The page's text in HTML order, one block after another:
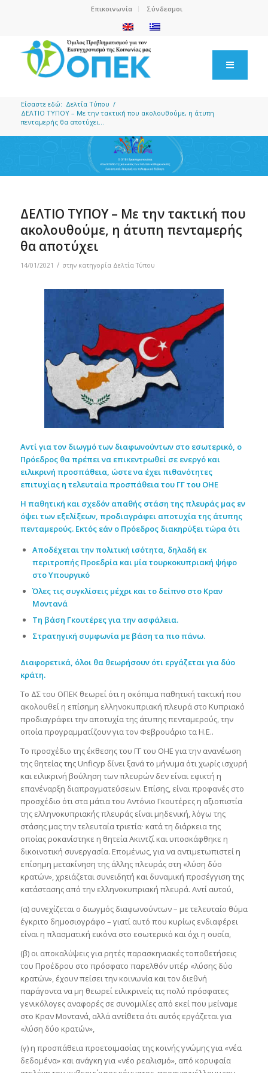
Επικοινωνία Σύνδεσμοι
Είσαστε εδώ: Δελτία Τύπου /
ΔΕΛΤΙΟ ΤΥΠΟΥ – Με την τακτική που ακολουθούμε, η άτυπη
πενταμερής θα αποτύχει...
ΔΕΛΤΙΟ ΤΥΠΟΥ – Με την τακτική που
ακολουθούμε, η άτυπη πενταμερής
θα αποτύχει
14/01/2021 / στην κατηγορία Δελτία Τύπου
Αντί για τον διωγμό των διαφωνούντων στο εσωτερικό, ο
Πρόεδρος θα πρέπει να επικεντρωθεί σε ενεργό και
ειλικρινή προσπάθεια, ώστε να έχει πιθανότητες
επιτυχίας η τελευταία προσπάθεια του ΓΓ του ΟΗΕ
Η παθητική και σχεδόν απαθής στάση της πλευράς μας εν
όψει των εξελίξεων, προδιαγράφει αποτυχία της άτυπης
πενταμερούς. Εκτός εάν ο Πρόεδρος διακηρύξει τώρα ότι
Αποδέχεται την πολιτική ισότητα, δηλαδή εκ
περιτροπής Προεδρία και μία τουρκοκυπριακή ψήφο
στο Υπουργικό
Όλες τις συγκλίσεις μέχρι και το δείπνο στο Κραν
Μοντανά
Τη βάση Γκουτέρες για την ασφάλεια.
Στρατηγική συμφωνία με βάση τα πιο πάνω.
Διαφορετικά, όλοι θα θεωρήσουν ότι εργάζεται για δύο
κράτη.
Το ΔΣ του ΟΠΕΚ θεωρεί ότι η σκόπιμα παθητική τακτική που
ακολουθεί η επίσημη ελληνοκυπριακή πλευρά στο Κυπριακό
προδιαγράφει την αποτυχία της άτυπης πενταμερούς, την
οποία προγραμματίζουν για τον Φεβρουάριο τα Η.Ε..
Το προσχέδιο της έκθεσης του ΓΓ του ΟΗΕ για την ανανέωση
της θητείας της Unficyp δίνει ξανά το μήνυμα ότι χωρίς ισχυρή
και ειλικρινή βούληση των πλευρών δεν είναι εφικτή η
επανέναρξη διαπραγματεύσεων. Επίσης, είναι προφανές στο
προσχέδιο ότι στα μάτια του Αντόνιο Γκουτέρες η αξιοπιστία
της ελληνοκυπριακής πλευράς είναι μηδενική, λόγω της
στάσης μας την τελευταία τριετία· κατά τη διάρκεια της
οποίας ροκανίστηκε η θητεία Ακιντζί και υποσκάφθηκε η
δικοινοτική συνεργασία. Επομένως, για να αντιμετωπιστεί η
επίσημη μετακίνηση της άλλης πλευράς στη «λύση δύο
κρατών», χρειάζεται συνειδητή και δυναμική προσέγγιση της
κατάστασης από την ελληνοκυπριακή πλευρά. Αντί αυτού,
(α) συνεχίζεται ο διωγμός διαφωνούντων – με τελευταίο θύμα
έγκριτο δημοσιογράφο – γιατί αυτό που κυρίως ενδιαφέρει
είναι η πλασματική εικόνα στο εσωτερικό και όχι η ουσία,
(β) οι αποκαλύψεις για ρητές παρασκηνιακές τοποθετήσεις
του Προέδρου στο πρόσφατο παρελθόν υπέρ «λύσης δύο
κρατών», έχουν πείσει την κοινωνία και τον διεθνή
παράγοντα να μη θεωρεί ειλικρινείς τις πολύ πρόσφατες
γενικόλογες αναφορές σε συνομιλίες από εκεί που μείναμε
στο Κραν Μοντανά, αλλά αντίθετα ότι αυτός εργάζεται για
«λύση δύο κρατών»,
(γ) η προσπάθεια προετοιμασίας της κοινής γνώμης για «νέα
δεδομένα» και ανάγκη για «νέο ρεαλισμό», από κορυφαία